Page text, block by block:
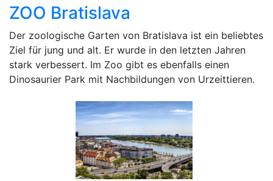
ZOO Bratislava
Der zoologische Garten von Bratislava ist ein beliebtes
Ziel für jung und alt. Er wurde in den letzten Jahren
stark verbessert. Im Zoo gibt es ebenfalls einen
Dinosaurier Park mit Nachbildungen von Urzeittieren.